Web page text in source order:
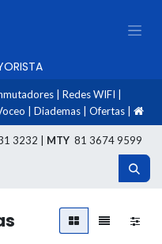
Redes WIFI
Diademas Ofertas
3232 | MTY 81 3674 9599